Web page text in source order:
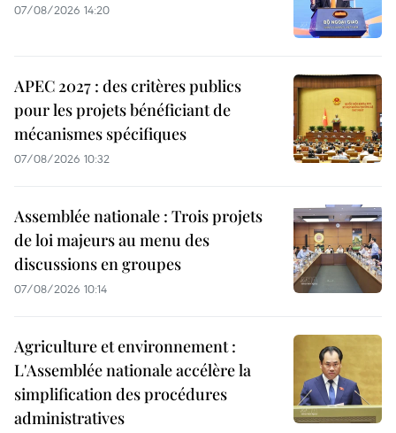
07/08/2026 14:20
APEC 2027 : des critères publics
pour les projets bénéficiant de
mécanismes spécifiques
07/08/2026 10:32
Assemblée nationale : Trois projets
de loi majeurs au menu des
discussions en groupes
07/08/2026 10:14
Agriculture et environnement :
L'Assemblée nationale accélère la
simplification des procédures
administratives